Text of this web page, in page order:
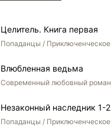
Целитель. Книга первая
Влюбленная ведьма
Современный любовный роман